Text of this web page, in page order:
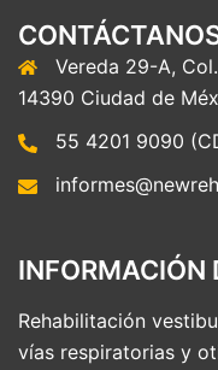
Vereda 29-A,
14390 Ciudad de
55 4201 9090
INFORMACIÓN
Rehabilitación
vías respiratorias y